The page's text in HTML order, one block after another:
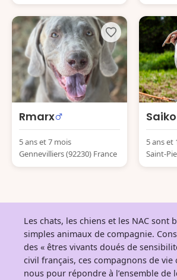
Rmarx
5 ans et 7 mois
Gennevilliers (92230) France
Saiko
5 ans et
Saint-
0)
Les chats, les chiens et les NAC sont
simples animaux de compagnie.
des « êtres vivants doués de
civil français, ces compagnons de
nous pour répondre à l’ensemble de